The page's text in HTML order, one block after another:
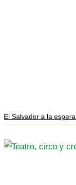
El Salvador a la